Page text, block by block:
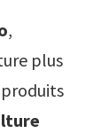
,
plus
produits